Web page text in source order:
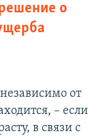
о
от
– если
в связи с